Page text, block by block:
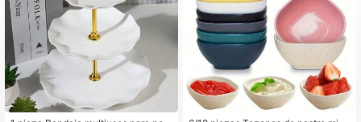
#3 Mejor Calificado en Soportes